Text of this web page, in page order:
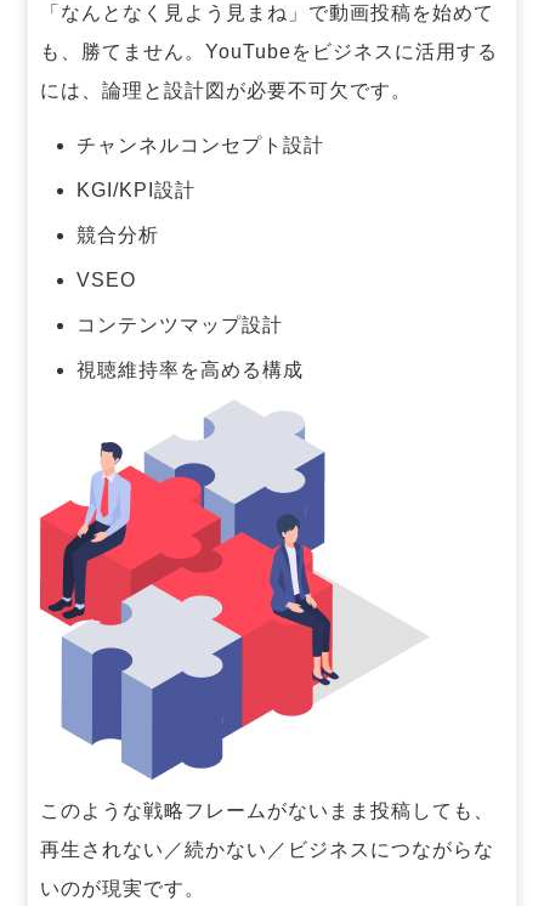
「なんとなく見よう見まね」で動画投稿を始めて
も、勝てません。 YouTubeをビジネスに活用する
には、論理と設計図が必要不可欠です。
チャンネルコンセプト設計
KGI/KPI設計
競合分析
VSEO
コンテンツマップ設計
視聴維持率を高める構成
このような戦略フレームがないまま投稿しても、
再生されない／続かない／ビジネスにつながらな
いのが現実です。